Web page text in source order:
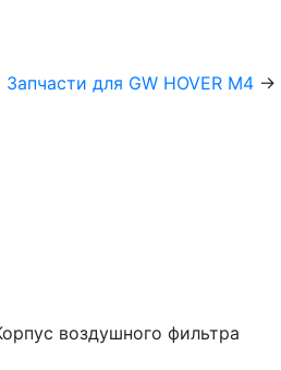
Запчасти для GW HOVER M4 →